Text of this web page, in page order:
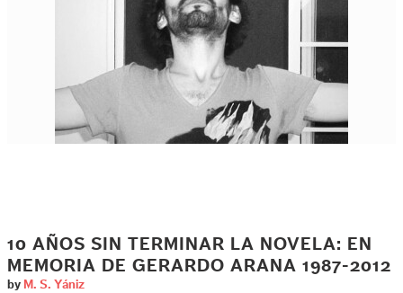
10 AÑOS SIN TERMINAR LA NOVELA: EN
MEMORIA DE GERARDO ARANA 1987-2012
by M. S. Yániz